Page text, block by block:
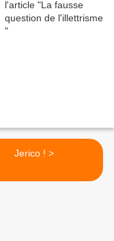
Jerico ! >